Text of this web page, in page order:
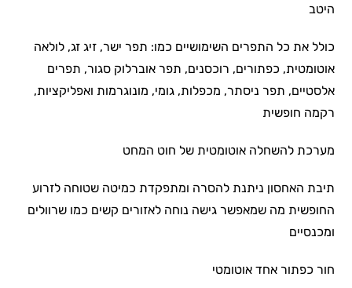
היטב
כולל את כל התפרים השימושיים כמו: תפר ישר, זיג זג, לולאה
אוטומטית, כפתורים, רוכסנים, תפר אוברלוק סגור, תפרים
אלסטיים, תפר ניסתר, מכפלות, גומי, מונוגרמות ואפליקציות,
רקמה חופשית
מערכת להשחלה אוטומטית של חוט המחט
תיבת האחסון ניתנת להסרה ומתפקדת כמיטה שטוחה לזרוע
החופשית מה שמאפשר גישה נוחה לאזורים קשים כמו שרוולים
ומכנסיים
חור כפתור אחד אוטומטי